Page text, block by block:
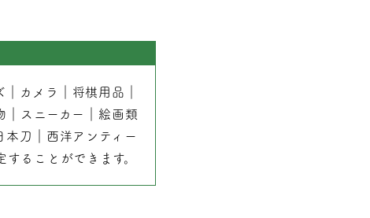
カメラ 将棋用品
スニーカー
絵画類
本刀
西洋アンティー
ることができます。